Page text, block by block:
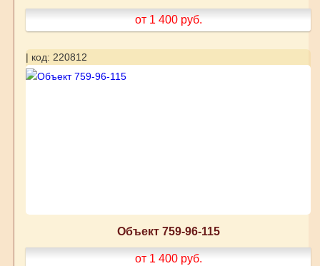
от 1 400 руб.
| код: 220812
Объект 759-96-115
от 1 400 руб.